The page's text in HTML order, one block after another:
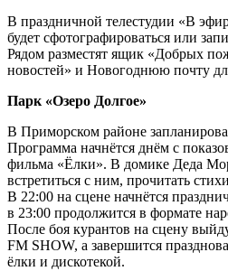
В праздничной телестудии «В
будет сфотографироваться или
Рядом разместят ящик «Добрых
новостей» и Новогоднюю почту
Парк «Озеро Долгое»
В Приморском районе
Программа начнётся днём с
фильма «Ёлки». В домике Деда
встретиться с ним, прочитать
В 22:00 на сцене начнётся
в 23:00 продолжится в формате
После боя курантов на сцену
FM SHOW, а завершится
ёлки и дискотекой.